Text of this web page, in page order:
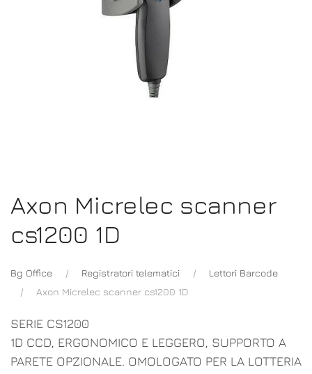
Axon Micrelec scanner
cs1200 1D
Bg Office Registratori telematici
Lettori Barcode
Axon Micrelec scanner cs1200 1D
SERIE CS1200
1D CCD, ERGONOMICO E LEGGERO, SUPPORTO A
PARETE OPZIONALE. OMOLOGATO PER LA LOTTERIA